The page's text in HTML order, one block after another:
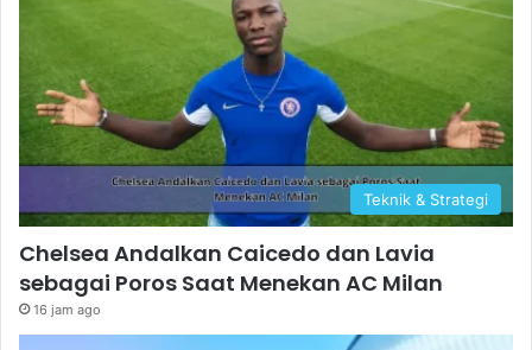
Teknik & Strategi
Chelsea Andalkan Caicedo dan Lavia
sebagai Poros Saat Menekan AC Milan
16 jam ago